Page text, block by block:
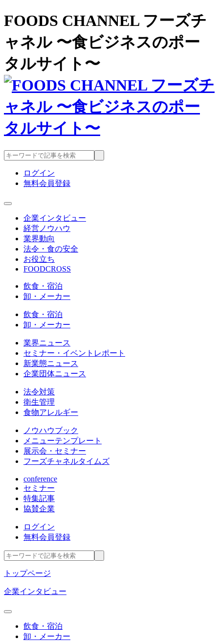
FOODS CHANNEL フーズチ
ャネル 〜食ビジネスのポー
タルサイト〜
ログイン
無料会員登録
企業インタビュー
経営ノウハウ
業界動向
法令・食の安全
お役立ち
FOODCROSS
飲食・宿泊
卸・メーカー
飲食・宿泊
卸・メーカー
業界ニュース
セミナー・イベントレポート
新業態ニュース
企業団体ニュース
法令対策
衛生管理
食物アレルギー
ノウハウブック
メニューテンプレート
展示会・セミナー
フーズチャネルタイムズ
conference
セミナー
特集記事
協賛企業
ログイン
無料会員登録
トップページ
企業インタビュー
飲食・宿泊
卸・メーカー